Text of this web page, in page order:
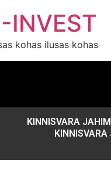
INVEST
kohas ilusas kohas
KINNISVARA